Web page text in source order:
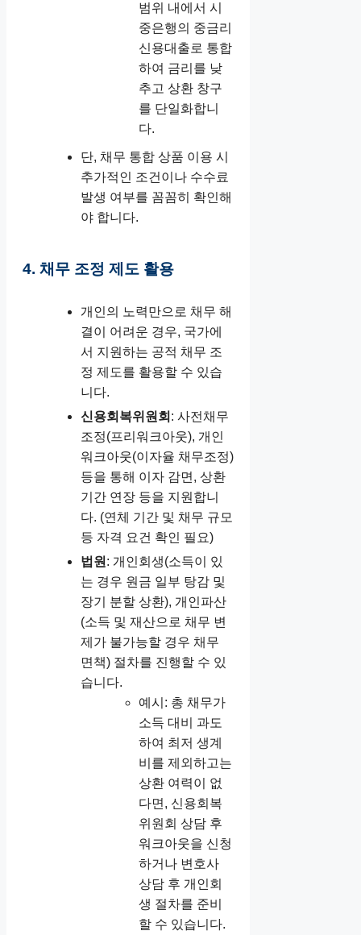
범위 내에서 시
중은행의 중금리
신용대출로 통합
하여 금리를 낮
추고 상환 창구
를 단일화합니
다.
단, 채무 통합 상품 이용 시
추가적인 조건이나 수수료
발생 여부를 꼼꼼히 확인해
야 합니다.
4. 채무 조정 제도 활용
개인의 노력만으로 채무 해
결이 어려운 경우, 국가에
서 지원하는 공적 채무 조
정 제도를 활용할 수 있습
니다.
신용회복위원회 : 사전채무
조정(프리워크아웃), 개인
워크아웃(이자율 채무조정)
등을 통해 이자 감면, 상환
기간 연장 등을 지원합니
다. (연체 기간 및 채무 규모
등 자격 요건 확인 필요)
법원: 개인회생(소득이 있
는 경우 원금 일부 탕감 및
장기 분할 상환), 개인파산
(소득 및 재산으로 채무 변
제가 불가능할 경우 채무
면책) 절차를 진행할 수 있
습니다.
예시: 총 채무가
소득 대비 과도
하여 최저 생계
비를 제외하고는
상환 여력이 없
다면, 신용회복
위원회 상담 후
워크아웃을 신청
하거나 변호사
상담 후 개인회
생 절차를 준비
할 수 있습니다.